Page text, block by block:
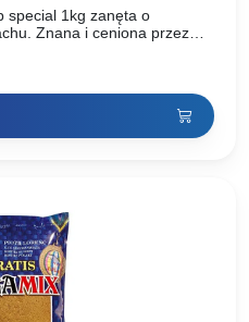
special 1kg zanęta o
Znana i ceniona przez